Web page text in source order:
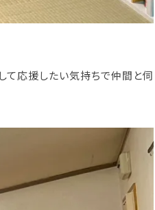
て応援したい気持ちで仲間と伺